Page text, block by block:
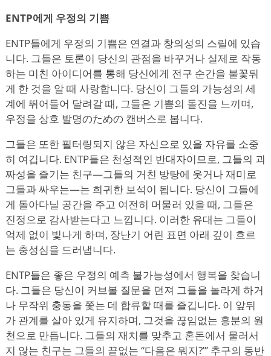
ENTP에게 우정의 기쁨
ENTP들에게 우정의 기쁨은 연결과 창의성의 스릴에 있습
니다. 그들은 토론이 당신의 관점을 바꾸거나 실제로 작동
하는 미친 아이디어를 통해 당신에게 전구 순간을 불꽃튀
게 한 것을 알 때 사랑합니다. 당신이 그들의 가능성의 세
계에 뛰어들어 달려갈 때, 그들은 기쁨의 돌진을 느끼며,
우정을 상호 발명のための 캔버스로 봅니다.
그들은 또한 필터링되지 않은 자신으로 있을 자유를 소중
히 여깁니다. ENTP들은 천성적인 반대자이므로, 그들의 괴
짜성을 즐기는 친구—그들의 거친 방탕에 웃거나 재미로
그들과 싸우는—는 희귀한 보석이 됩니다. 당신이 그들에
게 돌아다닐 공간을 주고 여전히 머물러 있을 때, 그들은
진정으로 감사받는다고 느낍니다. 이러한 유대는 그들이
억제 없이 빛나게 하며, 장난기 어린 표면 아래 깊이 흐르
는 충성심을 드러냅니다.
ENTP들은 좋은 우정의 예측 불가능성에서 행복을 찾습니
다. 그들은 당신이 커브볼 질문을 던져 그들을 놀라게 하거
나 무작위 충동을 쫓는 데 합류할 때를 즐깁니다. 이 앞뒤
가 관계를 살아 있게 유지하며, 그것을 끊임없는 흥분의 원
천으로 만듭니다. 그들의 재치를 맞추고 혼돈에서 물러서
지 않는 친구는 그들의 끝없는 “다음은 뭐지?”’ 추구의 동반